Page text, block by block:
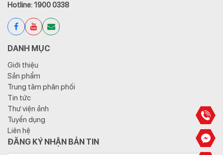
Hotline: 1900 0338
DANH MỤC
Giới thiệu
Sản phẩm
Trung tâm phân phối
Tin tức
Thư viện ảnh
Tuyển dụng
Liên hệ
ĐĂNG KÝ NHẬN BẢN TIN